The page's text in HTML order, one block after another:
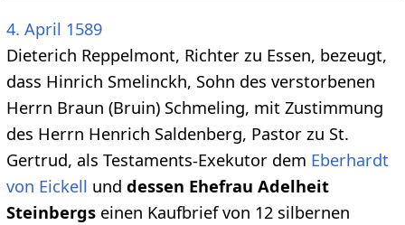
4. April 1589
Dieterich Reppelmont, Richter zu Essen, bezeugt,
dass Hinrich Smelinckh, Sohn des verstorbenen
Herrn Braun (Bruin) Schmeling, mit Zustimmung
des Herrn Henrich Saldenberg, Pastor zu St.
Gertrud, als Testaments-Exekutor dem Eberhardt
von Eickell und dessen Ehefrau Adelheit
Steinbergseinen Kaufbrief von 12 silbernen